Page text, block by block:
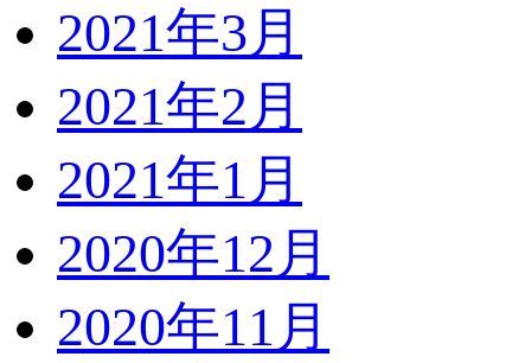
2021年3月
2021年2月
2021年1月
2020年12月
2020年11月